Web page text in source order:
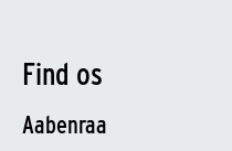
Find os
Aabenraa